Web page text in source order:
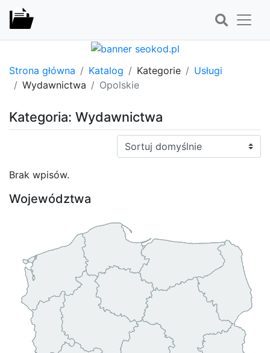
Strona główna Katalog Kategorie
Usługi
Wydawnictwa
Opolskie
Kategoria: Wydawnictwa
Sortuj:
Brak wpisów.
Województwa